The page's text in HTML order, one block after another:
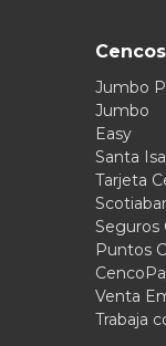
Jumbo
Jumbo
Easy
Santa
Tarjeta
Seguros
Puntos
Venta
Trabaja